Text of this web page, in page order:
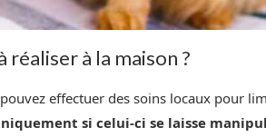
à la maison ?
effectuer des soins locaux pour
si celui-ci se laisse